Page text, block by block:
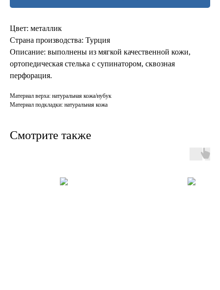
Цвет: металлик
Страна производства: Турция
Описание: выполнены из мягкой качественной кожи,
ортопедическая стелька с супинатором, сквозная
перфорация.
Материал верха: натуральная кожа/нубук
Материал подкладки: натуральная кожа
Смотрите также